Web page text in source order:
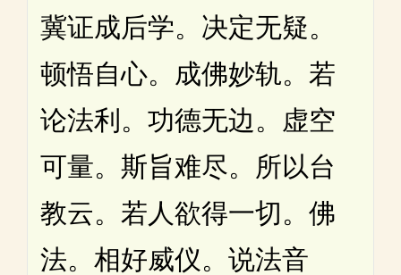
冀证成后学。决定无疑。
顿悟自心。成佛妙轨。若
论法利。功德无边。虚空
可量。斯旨难尽。所以台
教云。若人欲得一切。佛
法。相好威仪。说法音